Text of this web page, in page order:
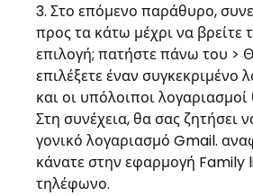
Στο επόμενο παράθυρο,
προς τα κάτω μέχρι να βρείτε
επιλογή; πατήστε πάνω του >
επιλέξετε έναν συγκεκριμένο
και οι υπόλοιποι
Στη συνέχεια, θα σας ζητήσει
γονικό λογαριασμό Gmail.
κάνατε στην εφαρμογή Family
τηλέφωνο.